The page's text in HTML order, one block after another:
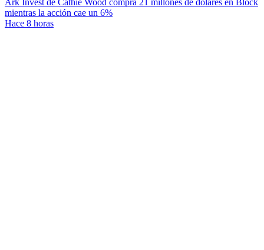
Ark Invest de Cathie Wood compra 21 millones de dólares en Block
mientras la acción cae un 6%
Hace 8 horas